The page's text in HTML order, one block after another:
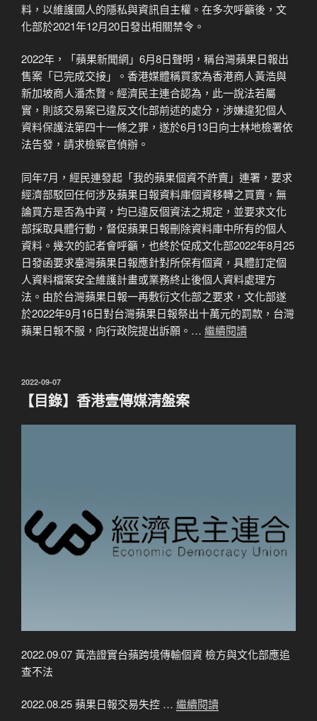
料，以維護國人的隱私與資訊自主權。在多次呼籲後，文
化部於2021年12月20日發出相關禁令。
2022年，「蘋果新聞網」6月8日聲明，稱台灣蘋果日報出
售案「已完成交接」。香港媒體稱買家為香港商人黃浩與
新加坡商人潘杰賢。經濟民主連合認為，此一說法若屬
實，則該交易案已違反文化部前述的處分，涉嫌違犯個人
資料保護法第四十一條之罪，遂於6月13日向士林地檢署依
法告發，請求檢察官偵辦。
同年7月，經民連發起「我的蘋果個資不許賣」連署，要求
經濟部駁回任何涉及蘋果日報資料庫個資移轉之買賣，無
論買方是否為中資，均已違反個資法之規定，並要求文化
部採取具體行動，督促蘋果日報刪除資料庫中所有的個人
資料。幾次的記者會呼籲，也終於促成文化部2022年8月25
日發函要求臺灣蘋果日報應針對所保有個資，具體訂定個
人資料檔案安全維護計畫或業務終止後個人資料處理方
法。由於台灣蘋果日報一再敷衍文化部之要求，文化部遂
於2022年9月16日對台灣蘋果日報祭出十萬元的罰款，台灣
蘋果日報不服，向行政院提出訴願。… 繼續閱讀
發
2022-09-07
【目錄】香港壹傳媒清盤案
2022.09.07 黃浩證實台蘋跨境傳輸個資 檢方與文化部應追
查不法
2022.08.25 蘋果日報交易失控 … 繼續閱讀